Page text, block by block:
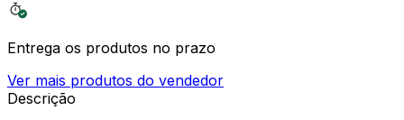
Entrega os produtos no prazo
Ver mais produtos do vendedor
Descrição